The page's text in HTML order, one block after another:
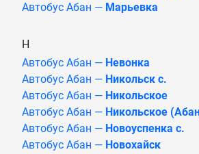
Автобус Абан — Марьевка
Н
Автобус Абан — Невонка
Автобус Абан — Никольск с.
Автобус Абан — Никольское
Автобус Абан — Никольское
Автобус Абан — Новоуспенка с.
Автобус Абан — Новохайск